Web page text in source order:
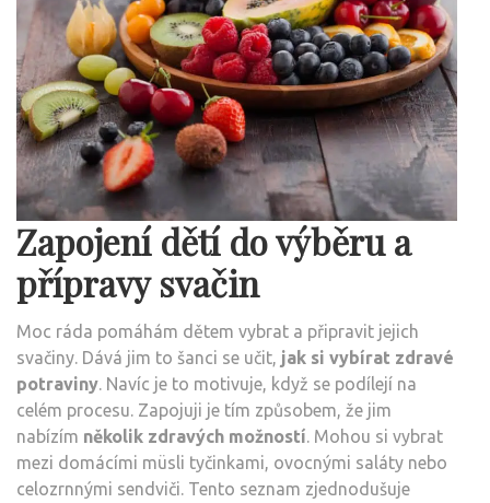
Zapojení dětí do výběru a
přípravy svačin
Moc ráda pomáhám dětem vybrat a připravit jejich
svačiny. Dává jim to šanci se učit, jak si vybírat zdravé
potraviny. Navíc je to motivuje, když se podílejí na
celém procesu. Zapojuji je tím způsobem, že jim
nabízím několik zdravých možností. Mohou si vybrat
mezi domácími müsli tyčinkami, ovocnými saláty nebo
celozrnnými sendviči. Tento seznam zjednodušuje